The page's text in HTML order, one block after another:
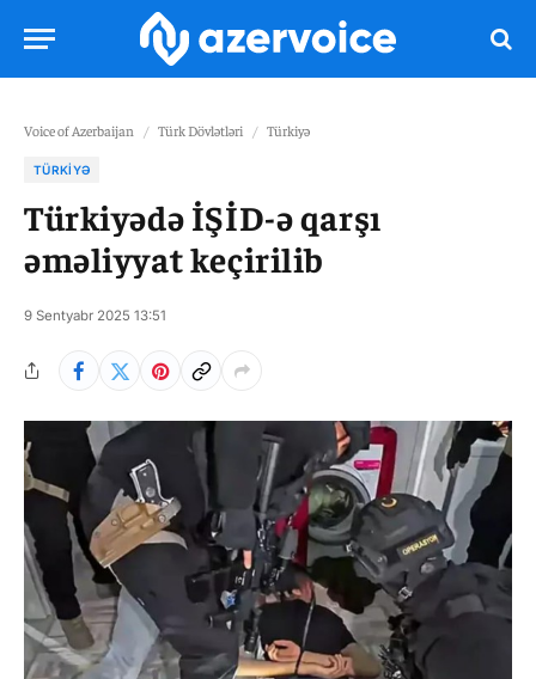
Voice of Azerbaijan / Türk Dövlətləri / Türkiyə
TÜRKIYƏ
Türkiyədə İŞİD-ə qarşı
əməliyyat keçirilib
9 Sentyabr 2025 13:51